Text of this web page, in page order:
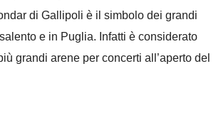
di Gallipoli è il simbolo dei grandi
e in Puglia. Infatti è considerato
grandi arene per concerti all’aperto del